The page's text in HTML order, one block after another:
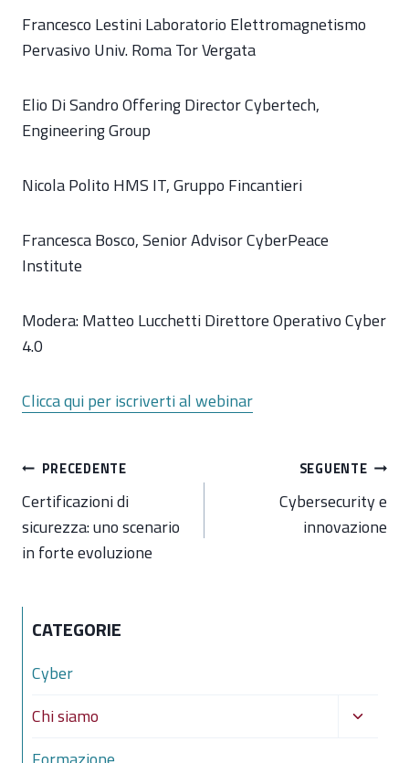
Francesco Lestini Laboratorio Elettromagnetismo
Pervasivo Univ. Roma Tor Vergata
Elio Di Sandro Offering Director Cybertech,
Engineering Group
Nicola Polito HMS IT, Gruppo Fincantieri
Francesca Bosco, Senior Advisor CyberPeace
Institute
Modera: Matteo Lucchetti Direttore Operativo Cyber
4.0
Clicca qui per iscriverti al webinar
Navigazione
articoli
PRECEDENTE
Certificazioni di
sicurezza: uno scenario
in forte evoluzione
SEGUENTE
Cybersecurity e
innovazione
CATEGORIE
Cyber
Chi siamo
Alterna